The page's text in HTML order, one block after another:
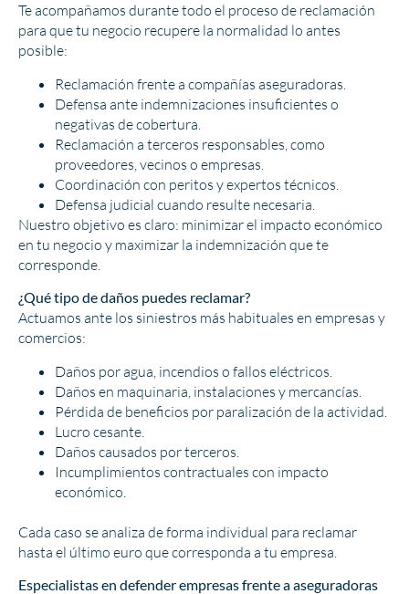
Te acompañamos durante todo el proceso de reclamación
para que tu negocio recupere la normalidad lo antes
posible:
Reclamación frente a compañías aseguradoras.
Defensa ante indemnizaciones insuficientes o
negativas de cobertura.
Reclamación a terceros responsables, como
proveedores, vecinos o empresas.
Coordinación con peritos y expertos técnicos.
Defensa judicial cuando resulte necesaria.
Nuestro objetivo es claro: minimizar el impacto económico
en tu negocio y maximizar la indemnización que te
corresponde.
¿Qué tipo de daños puedes reclamar?
Actuamos ante los siniestros más habituales en empresas y
comercios:
Daños por agua, incendios o fallos eléctricos.
Daños en maquinaria, instalaciones y mercancías.
Pérdida de beneficios por paralización de la actividad.
Lucro cesante.
Daños causados por terceros.
Incumplimientos contractuales con impacto
económico.
Cada caso se analiza de forma individual para reclamar
hasta el último euro que corresponda a tu empresa.
Especialistas en defender empresas frente a aseguradoras